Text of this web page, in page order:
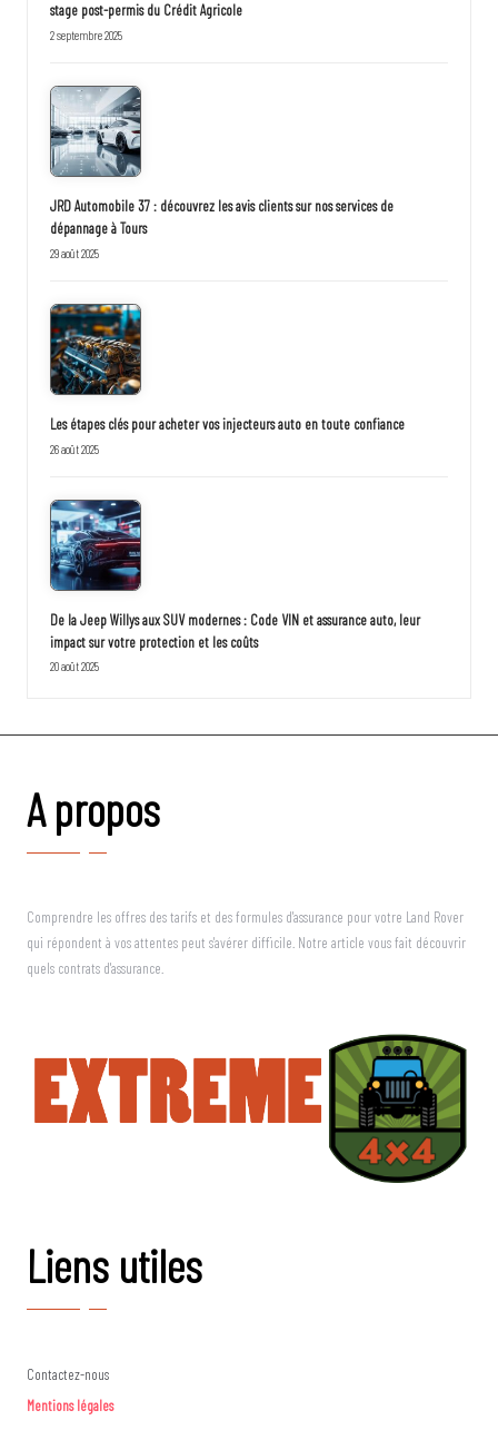
stage post-permis du Crédit Agricole
2 septembre 2025
JRD Automobile 37 : découvrez les avis clients sur nos services de
dépannage à Tours
29 août 2025
Les étapes clés pour acheter vos injecteurs auto en toute confiance
26 août 2025
De la Jeep Willys aux SUV modernes : Code VIN et assurance auto, leur
impact sur votre protection et les coûts
20 août 2025
A propos
Comprendre les offres des tarifs et des formules d'assurance pour votre Land Rover
qui répondent à vos attentes peut s'avérer difficile. Notre article vous fait découvrir
quels contrats d'assurance.
Liens utiles
Contactez-nous
Mentions légales